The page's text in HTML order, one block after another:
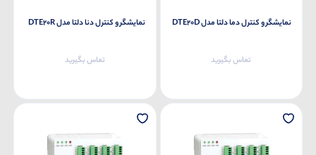
نمایشگر و کنترل دما دلتا مدل DTE20D
تماس بگیرید
نمایشگر و کنترل دنا دلتا مدل DTE20R
تماس بگیرید